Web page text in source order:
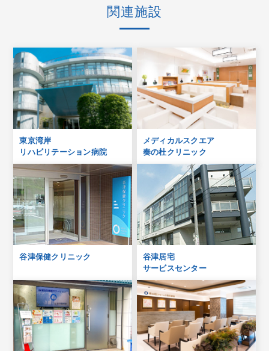
関連施設
東京湾岸
リハビリテーション病院
メディカルスクエア
奏の杜クリニック
谷津保健クリニック
谷津居宅
サービスセンター